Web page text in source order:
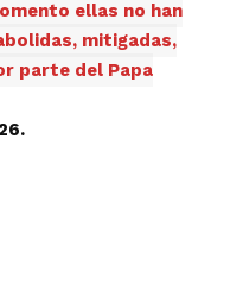
ellas no han
mitigadas,
parte del Papa